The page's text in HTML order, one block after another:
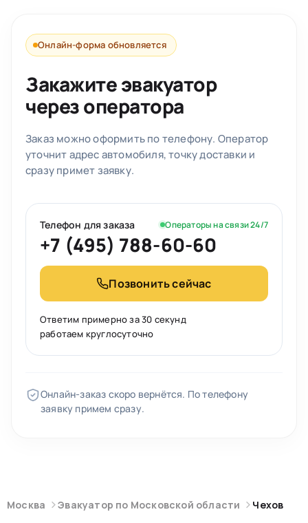
Онлайн-форма обновляется
Закажите эвакуатор
через оператора
Заказ можно оформить по телефону. Оператор
уточнит адрес автомобиля, точку доставки и
сразу примет заявку.
Телефон для заказа Операторы на связи 24/7
+7 (495) 788-60-60
Позвонить сейчас
Ответим примерно за 30 секунд
работаем круглосуточно
Онлайн-заказ скоро вернётся. По телефону
заявку примем сразу.
Москва Эвакуатор по Московской области Чехов